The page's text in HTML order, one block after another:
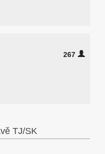
267
TJ/SK